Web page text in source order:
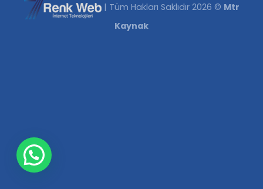
| Tüm Hakları Saklıdır 2026 © Mtr
Kaynak